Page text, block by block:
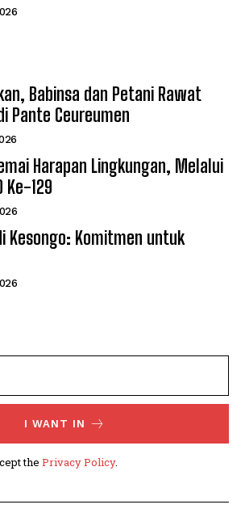
Babinsa dan Petani Rawat
Pante Ceureumen
Harapan Lingkungan, Melalui
Ke-129
Kesongo: Komitmen untuk
I WANT IN
the Privacy Policy.